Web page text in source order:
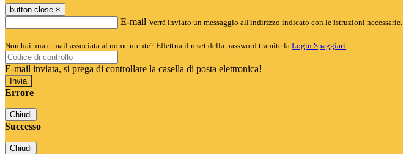
button close ×
E-mail Verrà inviato un messaggio all'indirizzo indicato con le istruzioni necessarie.
Non hai una e-mail associata al nome utente? Effettua il reset della password tramite la Login Spaggiari
E-mail inviata, si prega di controllare la casella di posta elettronica!
Errore
Chiudi
Successo
Chiudi